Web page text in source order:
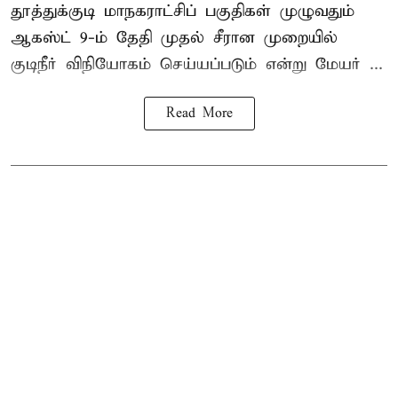
தூத்துக்குடி மாநகராட்சிப் பகுதிகள் முழுவதும்
ஆகஸ்ட் 9-ம் தேதி முதல் சீரான முறையில்
குடிநீர் விநியோகம் செய்யப்படும் என்று மேயர் ...
Read More